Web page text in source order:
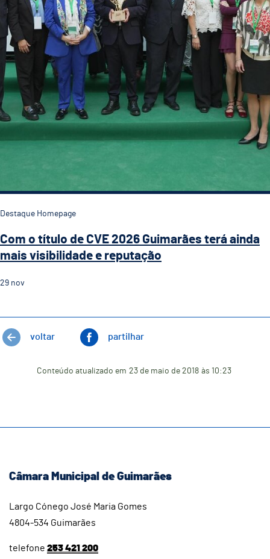
Destaque Homepage
Com o título de CVE 2026 Guimarães terá ainda
mais visibilidade e reputação
29 nov
voltar partilhar
Conteúdo atualizado em 23 de maio de 2018 às 10:23
Câmara Municipal de Guimarães
Largo Cónego José Maria Gomes
4804-534 Guimarães
telefone 253 421 200